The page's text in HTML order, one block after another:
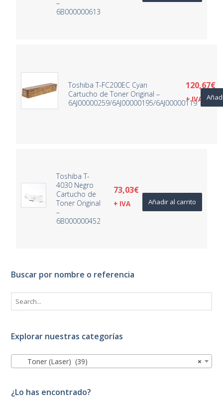
–
6B000000613
Toshiba T-FC200EC Cyan
Cartucho de Toner Original –
6AJ00000259/6AJ00000195/6AJ00000119
120,67€
+ IVA
Toshiba T-
4030 Negro
Cartucho de
Toner Original
–
6B000000452
73,03€
+ IVA Añadir al carrito
Buscar por nombre o referencia
Explorar nuestras categorías
×
Toner (Laser) (39)
¿Lo has encontrado?